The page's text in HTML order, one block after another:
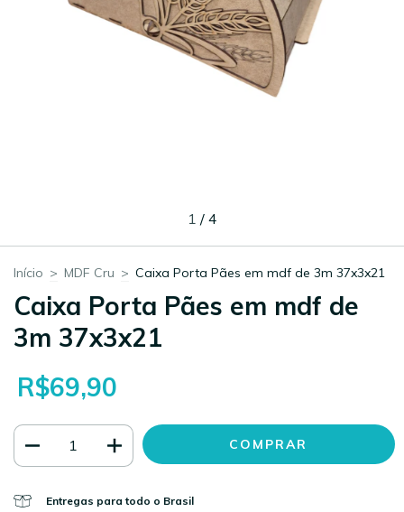
1 / 4
Início > MDF Cru > Caixa Porta Pães em mdf de 3m 37x3x21
Caixa Porta Pães em mdf de
3m 37x3x21
R$69,90
Entregas para todo o Brasil